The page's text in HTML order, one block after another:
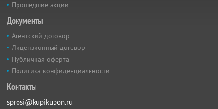
Прошедшие акции
Документы
Агентский договор
Лицензионный договор
Публичная оферта
Политика конфиденциальности
Контакты
sprosi@kupikupon.ru